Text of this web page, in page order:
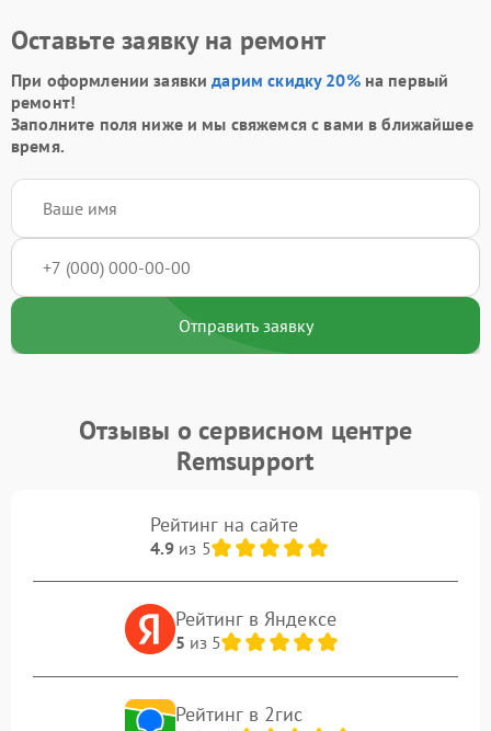
Оставьте заявку на ремонт
При оформлении заявкидарим скидку 20%на первый
ремонт!
Заполните поля ниже и мы свяжемся с вами в ближайшее
время.
Отправить заявку
Отзывы о сервисном центре
Remsupport
Рейтинг на сайте
4.9из 5
Рейтинг в Яндексе
5 из 5
Рейтинг в 2гис